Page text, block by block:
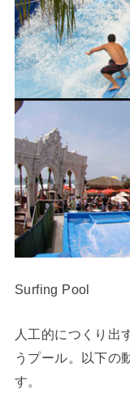
Surfing Pool
人工的につくり出
うプール。以下の
す。